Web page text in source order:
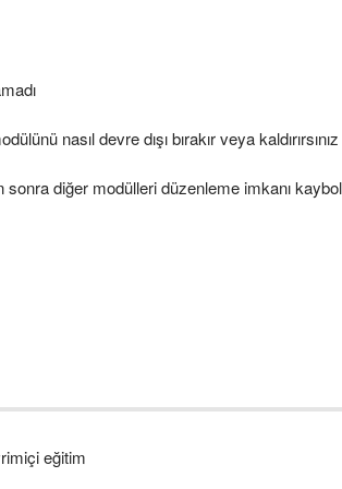
nasıl devre dışı bırakır veya kaldırırsınız
diğer modülleri düzenleme imkanı
eğitim